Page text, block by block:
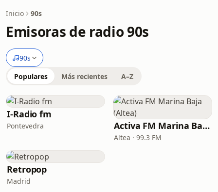
Inicio 90s
Emisoras de radio 90s
90s
Populares Más recientes A–Z
I-Radio fm
Pontevedra Activa FM Marina Baja (Altea)
Altea · 99.3 FM
Retropop
Madrid